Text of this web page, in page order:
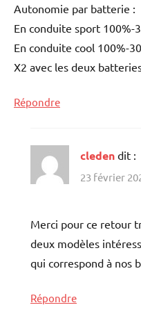
Autonomie par batterie :
En conduite sport 100%-
En conduite cool 100%-
X2 avec les deux
Répondre
cleden dit :
23 février
Merci pour ce retour
deux modèles
qui correspond à nos
Répondre